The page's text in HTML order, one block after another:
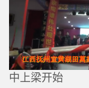
中上梁开始